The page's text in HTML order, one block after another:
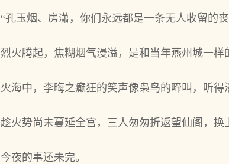
“孔玉烟、房潇，你们永远都是一条无人收留的
烈火腾起，焦糊烟气漫溢，是和当年燕州城一样
火海中，李晦之癫狂的笑声像枭鸟的啼叫，听得
趁火势尚未蔓延全宫，三人匆匆折返望仙阁，换
今夜的事还未完。